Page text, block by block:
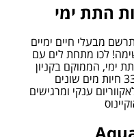
התת ימי
מבעלי חיים ימיים
לכו מתחת לים עם
ימי, הממוקם בקניון
דובאי. שם תוכלו לפגוש יותר מ-33,000 חיות מים שונים
ענקי ומרגישים